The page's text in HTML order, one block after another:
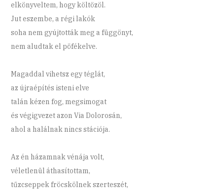
elkönyveltem, hogy költözöl.
Jut eszembe, a régi lakók
soha nem gyújtották meg a függönyt,
nem aludtak el pöfékelve.
Magaddal vihetsz egy téglát,
az újraépítés isteni elve
talán kézen fog, megsimogat
és végigvezet azon Via Dolorosán,
ahol a halálnak nincs stációja.
Az én házamnak vénája volt,
véletlenül áthasítottam,
tűzcseppek fröcskölnek szerteszét,